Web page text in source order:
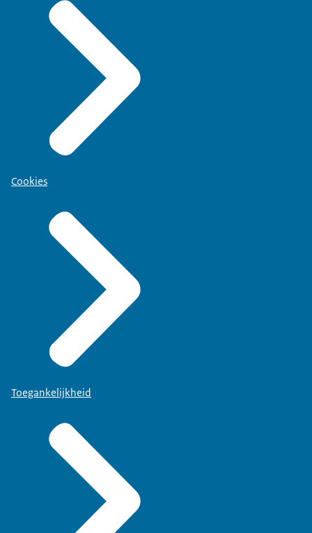
Cookies
Toegankelijkheid